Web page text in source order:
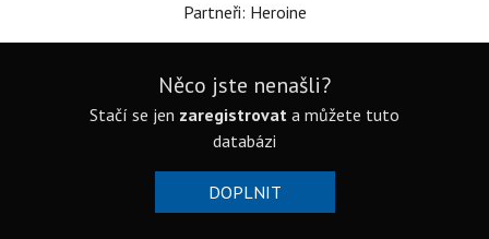
Partneři: Heroine
Něco jste nenašli?
Stačí se jen zaregistrovat a můžete tuto
databázi
DOPLNIT